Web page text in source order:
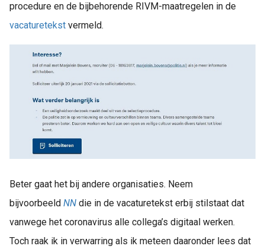
procedure en de bijbehorende RIVM-maatregelen in de
vacaturetekst vermeld.
Beter gaat het bij andere organisaties. Neem
bijvoorbeeld NN die in de vacaturetekst erbij stilstaat dat
vanwege het coronavirus alle collega’s digitaal werken.
Toch raak ik in verwarring als ik meteen daaronder lees dat